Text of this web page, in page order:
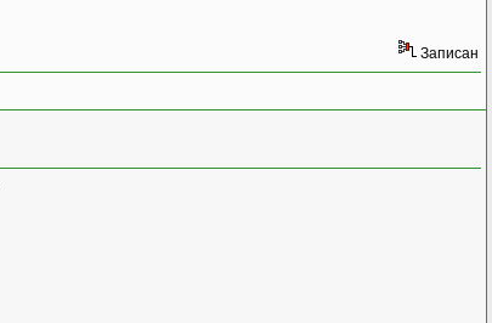
Записан